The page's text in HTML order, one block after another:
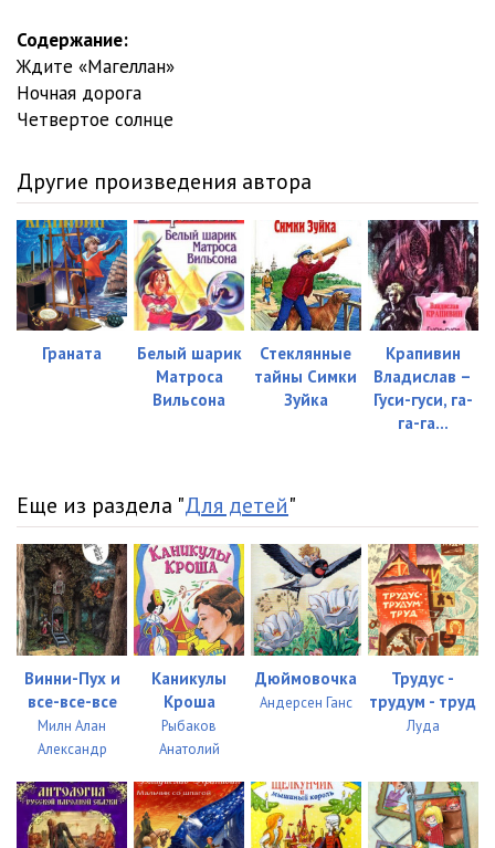
Содержание:
Ждите «Магеллан»
Ночная дорога
Четвертое солнце
Другие произведения автора
Граната
Белый шарик
Матроса
Вильсона
Стеклянные
тайны Симки
Зуйка
Крапивин
Владислав –
Гуси-гуси, га-
га-га…
Еще из раздела "Для детей"
Винни-Пух и
все-все-все
Милн Алан
Александр
Каникулы
Кроша
Рыбаков
Анатолий
Дюймовочка
Андерсен Ганс
Трудус -
трудум - труд
Луда